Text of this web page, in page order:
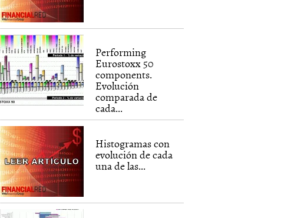
Performing
Eurostoxx 50
components.
Evolución
comparada de
cada...
Histogramas con
evolución de cada
una de las...